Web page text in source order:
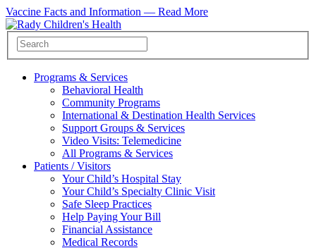
Vaccine Facts and Information — Read More
Programs & Services
Behavioral Health
Community Programs
International & Destination Health Services
Support Groups & Services
Video Visits: Telemedicine
All Programs & Services
Patients / Visitors
Your Child’s Hospital Stay
Your Child’s Specialty Clinic Visit
Safe Sleep Practices
Help Paying Your Bill
Financial Assistance
Medical Records